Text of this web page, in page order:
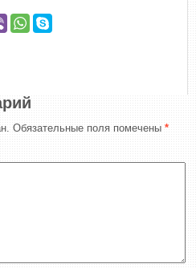
Обязательные поля помечены *